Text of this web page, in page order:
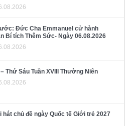
Đức Cha Emmanuel cử hành
Bí tích Thêm Sức- Ngày 06.08.2026
Thứ Sáu Tuần XVIII Thường Niên
hát chủ đề ngày Quốc tế Giới trẻ 2027